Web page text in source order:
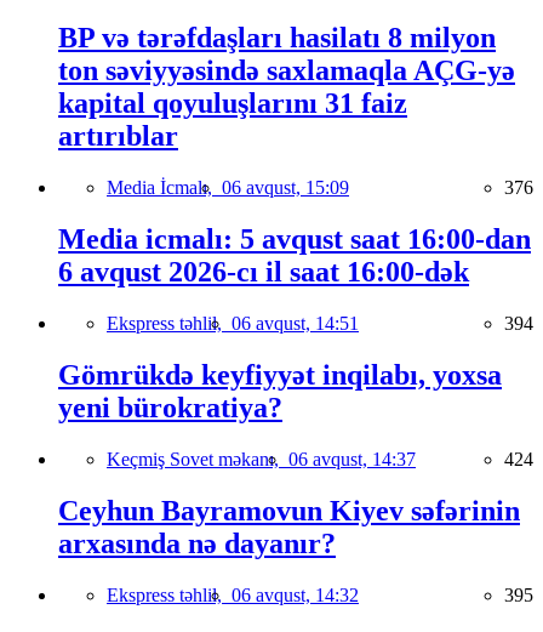
BP və tərəfdaşları hasilatı 8 milyon
ton səviyyəsində saxlamaqla AÇG-yə
kapital qoyuluşlarını 31 faiz
artırıblar
Media İcmalı, 06 avqust, 15:09 376
Media icmalı: 5 avqust saat 16:00-dan
6 avqust 2026-cı il saat 16:00-dək
Ekspress təhlil, 06 avqust, 14:51 394
Gömrükdə keyfiyyət inqilabı, yoxsa
yeni bürokratiya?
Keçmiş Sovet məkanı, 06 avqust, 14:37 424
Ceyhun Bayramovun Kiyev səfərinin
arxasında nə dayanır?
Ekspress təhlil, 06 avqust, 14:32 395